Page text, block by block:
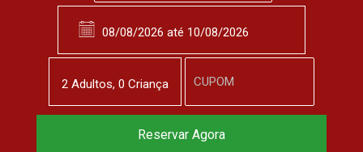
2 Adultos, 0 Criança
Reservar Agora